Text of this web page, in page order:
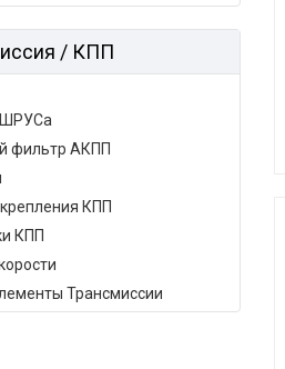
/ КПП
ШРУСа
фильтр АКПП
КПП
КПП
Трансмиссии